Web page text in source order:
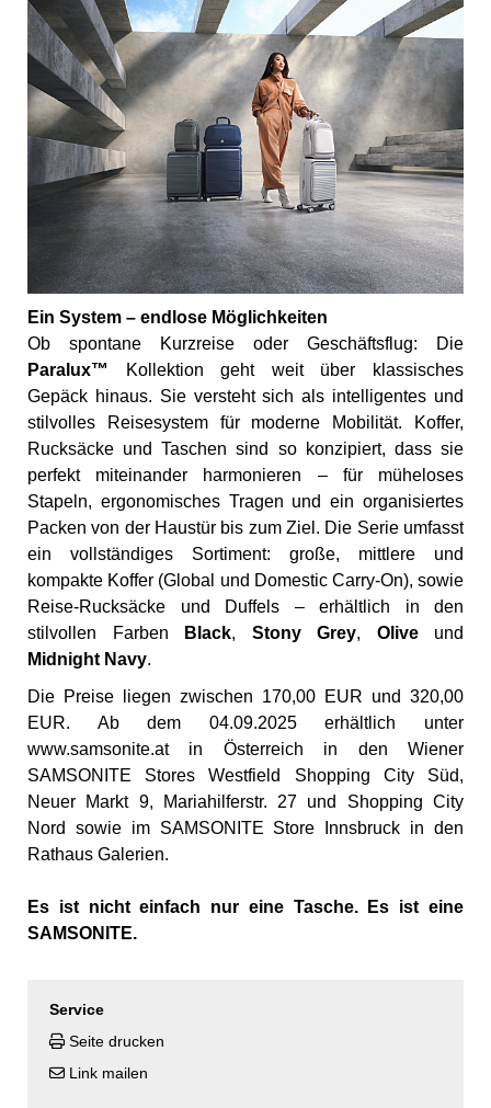
Ein System – endlose Möglichkeiten
Ob spontane Kurzreise oder Geschäftsflug: Die
Paralux™
Kollektion geht weit über klassisches
Gepäck hinaus. Sie versteht sich als intelligentes und
stilvolles Reisesystem für moderne Mobilität. Koffer,
Rucksäcke und Taschen sind so konzipiert, dass sie
perfekt miteinander harmonieren – für müheloses
Stapeln, ergonomisches Tragen und ein organisiertes
Packen von der Haustür bis zum Ziel. Die Serie umfasst
ein vollständiges Sortiment: große, mittlere und
kompakte Koffer (Global und Domestic Carry-On), sowie
Reise-Rucksäcke und Duffels – erhältlich in den
stilvollen Farben
Black, Stony Grey, Oliveund
Midnight Navy.
Die Preise liegen zwischen 170,00 EUR und 320,00
EUR. Ab dem 04.09.2025 erhältlich unter
www.samsonite.atin Österreich in den Wiener
SAMSONITE Stores Westfield Shopping City Süd,
Neuer Markt 9, Mariahilferstr. 27 und Shopping City
Nord sowie im SAMSONITE Store Innsbruck in den
Rathaus Galerien.
Es ist nicht einfach nur eine Tasche. Es ist eine
SAMSONITE.
Service
Seite drucken
Link mailen